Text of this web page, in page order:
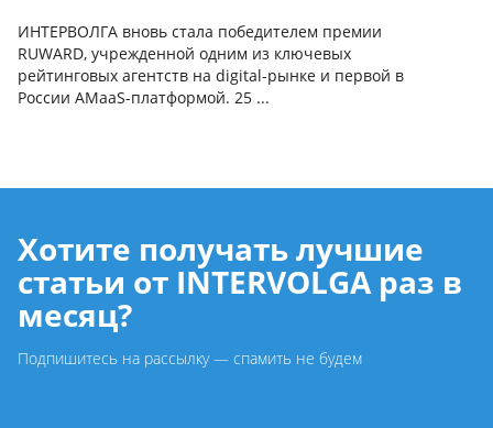
ИНТЕРВОЛГА вновь стала победителем премии
RUWARD, учрежденной одним из ключевых
рейтинговых агентств на digital-рынке и первой в
России AMaaS-платформой. 25 ...
Хотите получать лучшие
статьи от INTERVOLGA раз в
месяц?
Подпишитесь на рассылку — спамить не будем